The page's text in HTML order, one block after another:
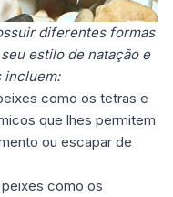
diferentes formas
estilo de natação e
incluem:
como os tetras e
que lhes permitem
ou escapar de
peixes como os